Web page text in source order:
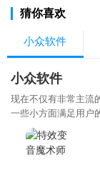
猜你喜欢
小众软件
小众软件
现在不仅有非常主流
一些小方面满足用户